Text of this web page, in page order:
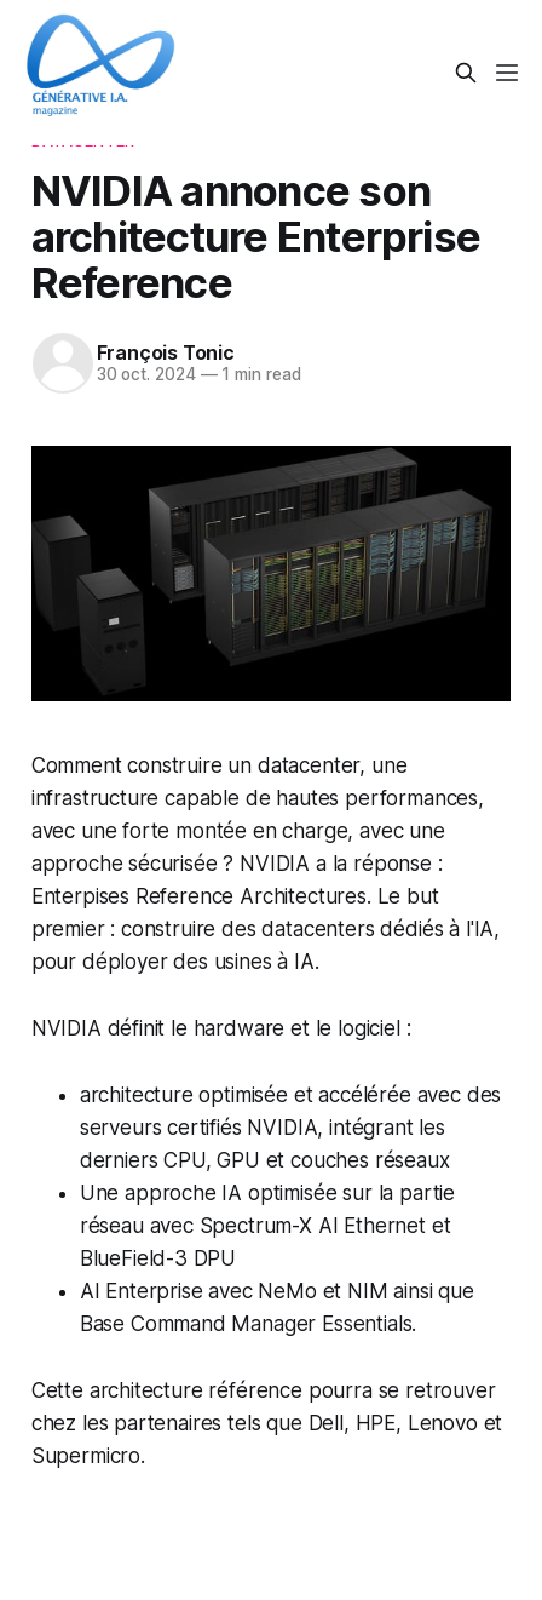
NVIDIA annonce son
architecture Enterprise
Reference
François Tonic
30 oct. 2024 —1 min read
Comment construire un datacenter, une
infrastructure capable de hautes performances,
avec une forte montée en charge, avec une
approche sécurisée ? NVIDIA a la réponse :
Enterpises Reference Architectures. Le but
premier : construire des datacenters dédiés à l'IA,
pour déployer des usines à IA.
NVIDIA définit le hardware et le logiciel :
architecture optimisée et accélérée avec des
serveurs certifiés NVIDIA, intégrant les
derniers CPU, GPU et couches réseaux
Une approche IA optimisée sur la partie
réseau avec Spectrum-X AI Ethernet et
BlueField-3 DPU
AI Enterprise avec NeMo et NIM ainsi que
Base Command Manager Essentials.
Cette architecture référence pourra se retrouver
chez les partenaires tels que Dell, HPE, Lenovo et
Supermicro.